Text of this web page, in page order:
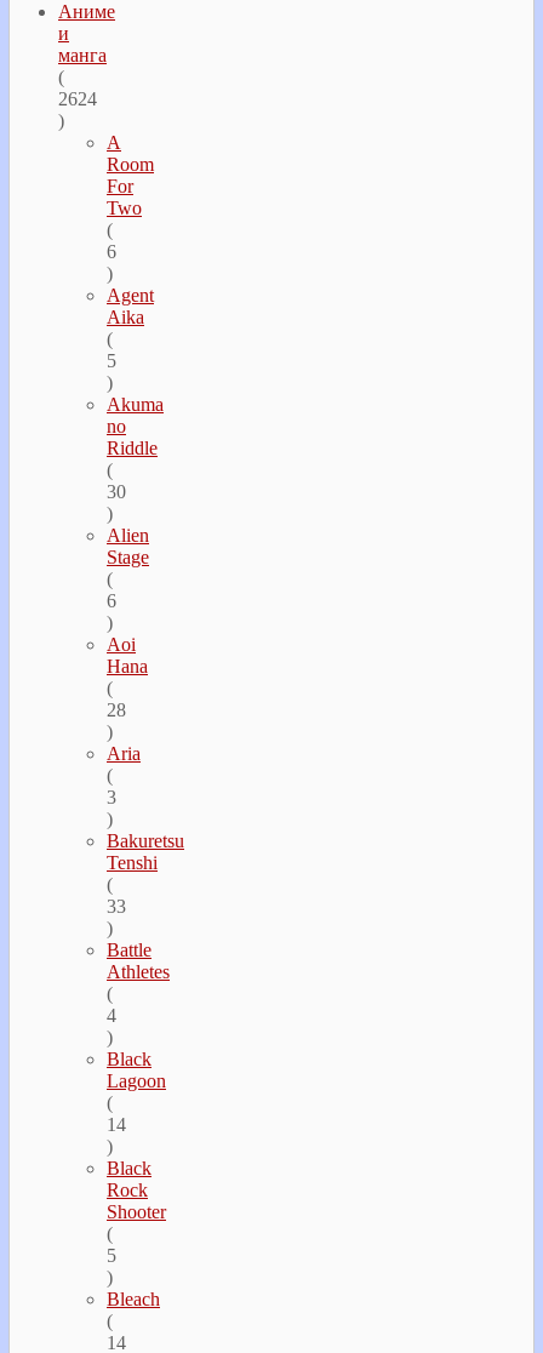
Аниме
и
манга
(
2624
)
A
Room
For
Two
(
6
)
Agent
Aika
(
5
)
Akuma
no
Riddle
(
30
)
Alien
Stage
(
6
)
Aoi
Hana
(
28
)
Aria
(
3
)
Bakuretsu
Tenshi
(
33
)
Battle
Athletes
(
4
)
Black
Lagoon
(
14
)
Black
Rock
Shooter
(
5
)
Bleach
(
14